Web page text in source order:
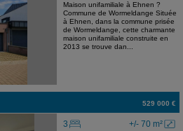
Maison unifamiliale à Ehnen ?
Commune de Wormeldange Située
à Ehnen, dans la commune prisée
de Wormeldange, cette charmante
maison unifamiliale construite en
2013 se trouve dan...
529 000 €
+/- 70 m²
3